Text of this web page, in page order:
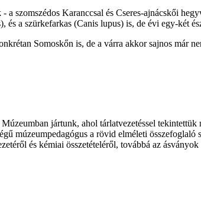
szomszédos Karanccsal és Cseres-ajnácskői
és a szürkefarkas (Canis lupus) is, de évi egy-két
Somoskőn is, de a várra akkor sajnos már
jártunk, ahol tárlatvezetéssel
múzeumpedagógus a rövid elméleti
és kémiai összetételéről, továbbá az